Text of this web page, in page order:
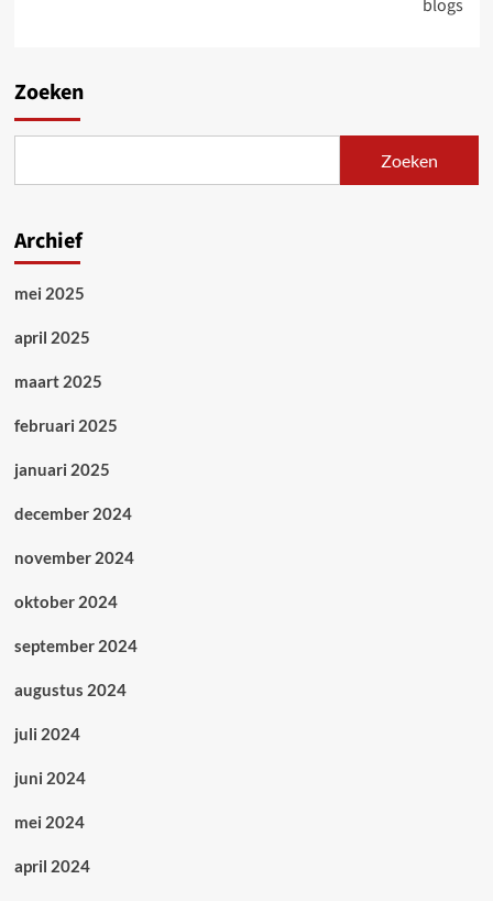
blogs
Zoeken
Zoeken
Archief
mei 2025
april 2025
maart 2025
februari 2025
januari 2025
december 2024
november 2024
oktober 2024
september 2024
augustus 2024
juli 2024
juni 2024
mei 2024
april 2024